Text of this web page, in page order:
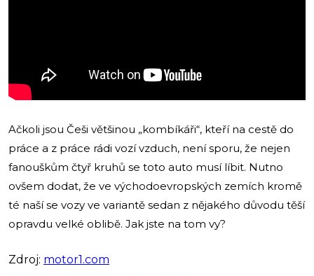
Ačkoli jsou Češi většinou „kombíkáři“, kteří na cestě do
práce a z práce rádi vozí vzduch, není sporu, že nejen
fanouškům čtyř kruhů se toto auto musí líbit. Nutno
ovšem dodat, že ve východoevropských zemích kromě
té naší se vozy ve variantě sedan z nějakého důvodu těší
opravdu velké oblibě. Jak jste na tom vy?
Zdroj: motor1.com